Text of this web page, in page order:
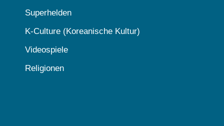
Superhelden
K-Culture (Koreanische Kultur)
Videospiele
Religionen